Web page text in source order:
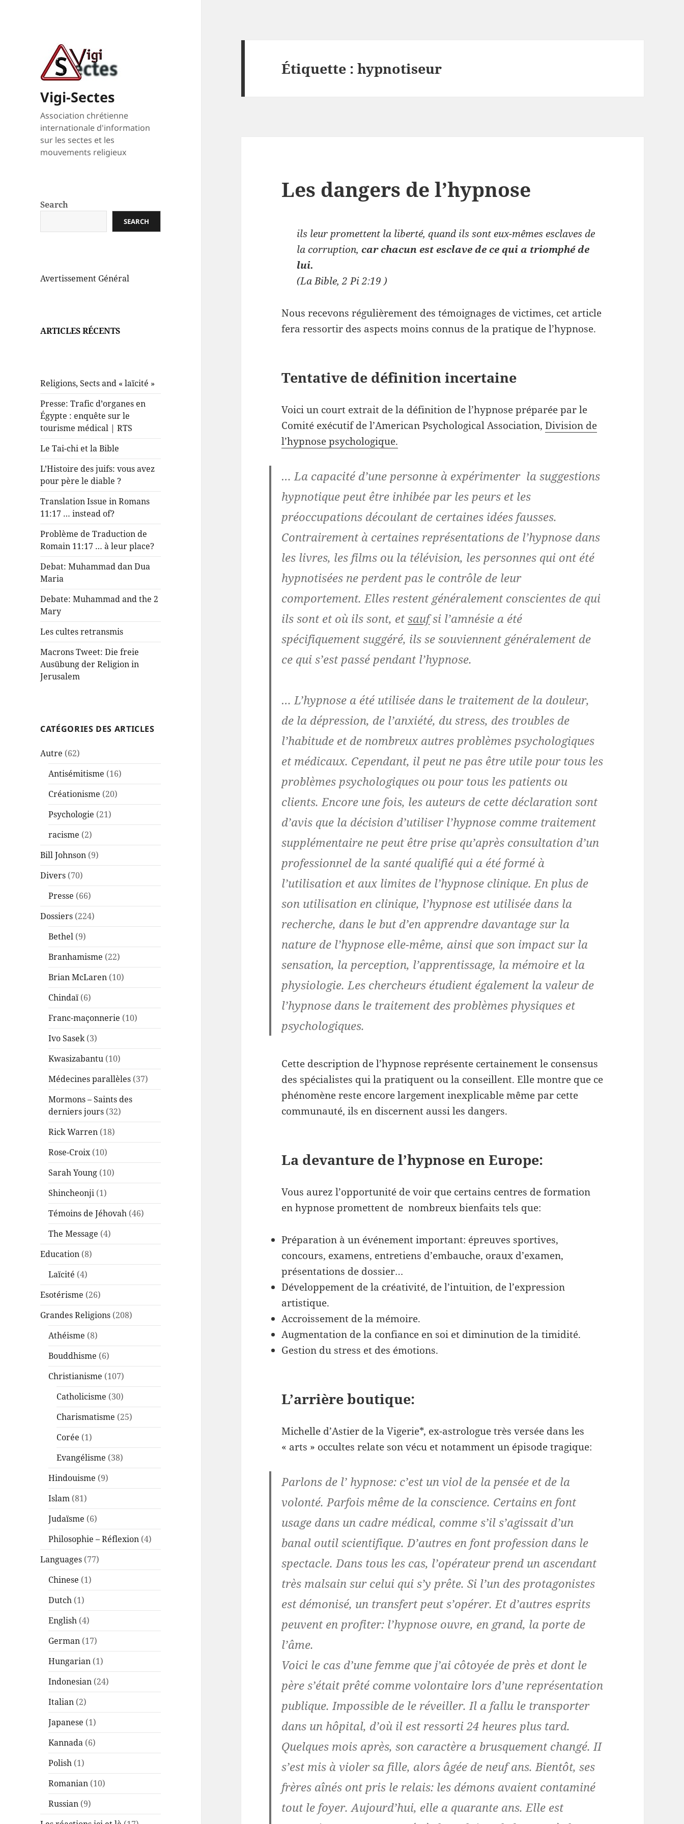
Vigi-Sectes
Association chrétienne
internationale d'information
sur les sectes et les
mouvements religieux
Search
SEARCH
Avertissement Général
ARTICLES RÉCENTS
Religions, Sects and « laïcité »
Presse: Trafic d’organes en
Égypte : enquête sur le
tourisme médical | RTS
Le Tai-chi et la Bible
L’Histoire des juifs: vous avez
pour père le diable ?
Translation Issue in Romans
11:17 … instead of?
Problème de Traduction de
Romain 11:17 … à leur place?
Debat: Muhammad dan Dua
Maria
Debate: Muhammad and the 2
Mary
Les cultes retransmis
Macrons Tweet: Die freie
Ausübung der Religion in
Jerusalem
CATÉGORIES DES ARTICLES
Autre (62)
Antisémitisme (16)
Créationisme (20)
Psychologie (21)
racisme (2)
Bill Johnson (9)
Divers (70)
Presse (66)
Dossiers (224)
Bethel (9)
Branhamisme (22)
Brian McLaren (10)
Chindaï (6)
Franc-maçonnerie (10)
Ivo Sasek(3)
Kwasizabantu (10)
Médecines parallèles (37)
Mormons – Saints des
derniers jours (32)
Rick Warren (18)
Rose-Croix(10)
Sarah Young (10)
Shincheonji (1)
Témoins de Jéhovah (46)
The Message (4)
Education (8)
Laïcité (4)
Esotérisme (26)
Grandes Religions (208)
Athéisme (8)
Bouddhisme (6)
Christianisme (107)
Catholicisme (30)
Charismatisme (25)
Corée (1)
Evangélisme (38)
Hindouisme (9)
Islam (81)
Judaïsme (6)
Philosophie – Réflexion (4)
Languages (77)
Chinese (1)
Dutch (1)
English (4)
German (17)
Hungarian (1)
Indonesian (24)
Italian (2)
Japanese (1)
Kannada (6)
Polish (1)
Romanian (10)
Russian (9)
Étiquette :hypnotiseur
Les dangers de l’hypnose
ils leur promettent la liberté, quand ils sont eux-mêmes esclaves de
la corruption,car chacun est esclave de ce qui a triomphé de
lui.
(La Bible, 2 Pi 2:19 )
Nous recevons régulièrement des témoignages de victimes, cet article
fera ressortir des aspects moins connus de la pratique de l’hypnose.
Tentative de définition incertaine
Voici un court extrait de la définition de l’hypnose préparée par le
Comité exécutif de l’American Psychological Association,Division de
l’hypnose psychologique.
… La capacité d’une personne à expérimenter la suggestions
hypnotique peut être inhibée par les peurs et les
préoccupations découlant de certaines idées fausses.
Contrairement à certaines représentations de l’hypnose dans
les livres, les films ou la télévision, les personnes qui ont été
hypnotisées ne perdent pas le contrôle de leur
comportement.Elles restent généralement conscientes de qui
ils sont et où ils sont, etsauf si l’amnésie a été
spécifiquement suggéré, ils se souviennent généralement de
ce qui s’est passé pendant l’hypnose.
… L’hypnose a été utilisée dans le traitement de la douleur,
de la dépression, de l’anxiété, du stress, des troubles de
l’habitude et de nombreux autres problèmes psychologiques
et médicaux. Cependant, il peut ne pas être utile pour tous les
problèmes psychologiques ou pour tous les patients ou
clients. Encore une fois, les auteurs de cette déclaration sont
d’avis que la décision d’utiliser l’hypnose comme traitement
supplémentaire ne peut être prise qu’après consultation d’un
professionnel de la santé qualifié qui a été formé à
l’utilisation et aux limites de l’hypnose clinique. En plus de
son utilisation en clinique, l’hypnose est utilisée dans la
recherche, dans le but d’en apprendre davantage sur la
nature de l’hypnose elle-même, ainsi que son impact sur la
sensation, la perception, l’apprentissage, la mémoire et la
physiologie. Les chercheurs étudient également la valeur de
l’hypnose dans le traitement des problèmes physiques et
psychologiques.
Cette description de l’hypnose représente certainement le consensus
des spécialistes qui la pratiquent ou la conseillent. Elle montre que ce
phénomène reste encore largement inexplicable même par cette
communauté, ils en discernent aussi les dangers.
La devanture de l’hypnose en Europe:
Vous aurez l’opportunité de voir que certains centres de formation
en hypnose promettent de nombreux bienfaits tels que:
Préparation à un événement important: épreuves sportives,
concours, examens, entretiens d’embauche, oraux d’examen,
présentations de dossier…
Développement de la créativité, de l’intuition, de l’expression
artistique.
Accroissement de la mémoire.
Augmentation de la confiance en soi et diminution de la timidité.
Gestion du stress et des émotions.
L’arrière boutique:
Michelle d’Astier de la Vigerie*, ex-astrologue très versée dans les
« arts » occultes relate son vécu et notamment un épisode tragique:
Parlons de l’ hypnose: c’est un viol de la pensée et de la
volonté. Parfois même de la conscience. Certains en font
usage dans un cadre médical, comme s’il s’agissait d’un
banal outil scientifique. D’autres en font profession dans le
spectacle. Dans tous les cas, l’opérateur prend un ascendant
très malsain sur celui qui s’y prête. Si l’un des protagonistes
est démonisé, un transfert peut s’opérer. Et d’autres esprits
peuvent en profiter: l’hypnose ouvre, en grand, la porte de
l’âme.
Voici le cas d’une femme que j’ai côtoyée de près et dont le
père s’était prêté comme volontaire lors d’une représentation
publique. Impossible de le réveiller. Il a fallu le transporter
dans un hôpital, d’où il est ressorti 24 heures plus tard.
Quelques mois après, son caractère a brusquement changé. II
s’est mis àviolersa fille, alors âgée de neuf ans. Bientôt, ses
frères aînés ont pris le relais: les démons avaient contaminé
tout le foyer. Aujourd’hui, elle a quarante ans. Elle est